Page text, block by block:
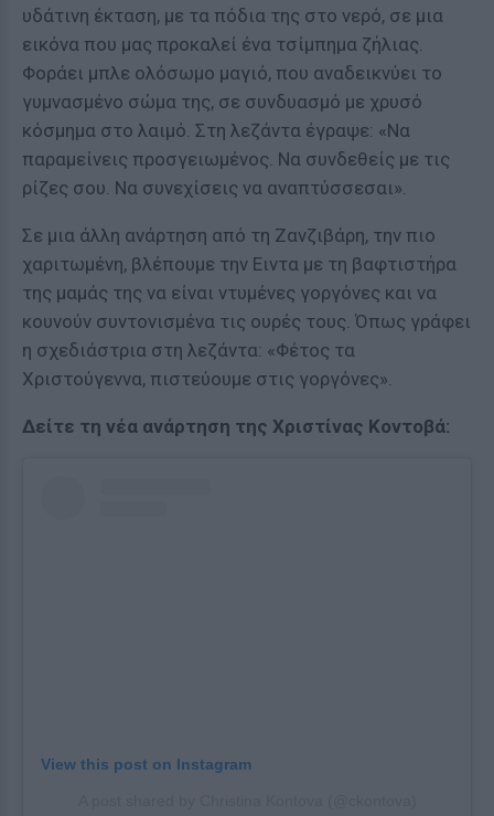
υδάτινη έκταση, με τα πόδια της στο νερό, σε μια
εικόνα που μας προκαλεί ένα τσίμπημα ζήλιας.
Φοράει μπλε ολόσωμο μαγιό, που αναδεικνύει το
γυμνασμένο σώμα της, σε συνδυασμό με χρυσό
κόσμημα στο λαιμό. Στη λεζάντα έγραψε: «Να
παραμείνεις προσγειωμένος. Να συνδεθείς με τις
ρίζες σου. Να συνεχίσεις να αναπτύσσεσαι».
Σε μια άλλη ανάρτηση από τη Ζανζιβάρη, την πιο
χαριτωμένη, βλέπουμε την Ειντα με τη βαφτιστήρα
της μαμάς της να είναι ντυμένες γοργόνες και να
κουνούν συντονισμένα τις ουρές τους. Όπως γράφει
η σχεδιάστρια στη λεζάντα: «Φέτος τα
Χριστούγεννα, πιστεύουμε στις γοργόνες».
Δείτε τη νέα ανάρτηση της Χριστίνας Κοντοβά:
View this post on Instagram